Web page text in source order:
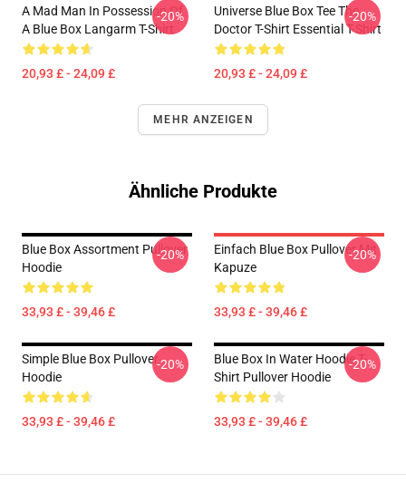
A Mad Man In Possession Of
A Blue Box Langarm T-Shirt
20,93 £ - 24,09 £
-20%
Universe Blue Box Tee The
Doctor T-Shirt Essential T-Shirt
20,93 £ - 24,09 £
-20%
MEHR ANZEIGEN
Ähnliche Produkte
Blue Box Assortment Pullover
Hoodie
33,93 £ - 39,46 £
-20%
Einfach Blue Box Pullover Mit
Kapuze
33,93 £ - 39,46 £
-20%
Simple Blue Box Pullover
Hoodie
33,93 £ - 39,46 £
-20%
Blue Box In Water Hoodie T-
Shirt Pullover Hoodie
33,93 £ - 39,46 £
-20%